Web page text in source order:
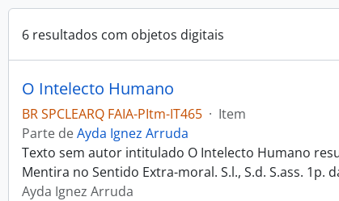
6 resultados com objetos digitais
O Intelecto Humano
BR SPCLEARQ FAIA-PItm-IT465 · Item
Parte deAyda Ignez Arruda
Texto sem autor intitulado O Intelecto Humano
Mentira no Sentido Extra-moral. S.l., S.d. S.ass. 1p.
Ayda Ignez Arruda